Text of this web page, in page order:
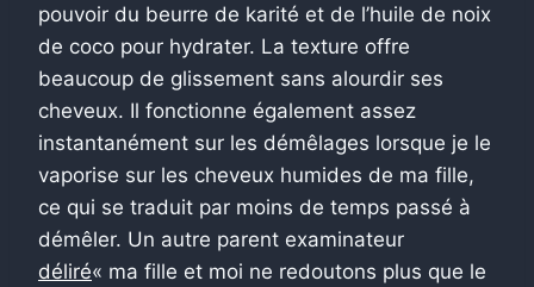
pouvoir du beurre de karité et de l’huile de noix
de coco pour hydrater. La texture offre
beaucoup de glissement sans alourdir ses
cheveux. Il fonctionne également assez
instantanément sur les démêlages lorsque je le
vaporise sur les cheveux humides de ma fille,
ce qui se traduit par moins de temps passé à
démêler. Un autre parent examinateur
déliré« ma fille et moi ne redoutons plus que le